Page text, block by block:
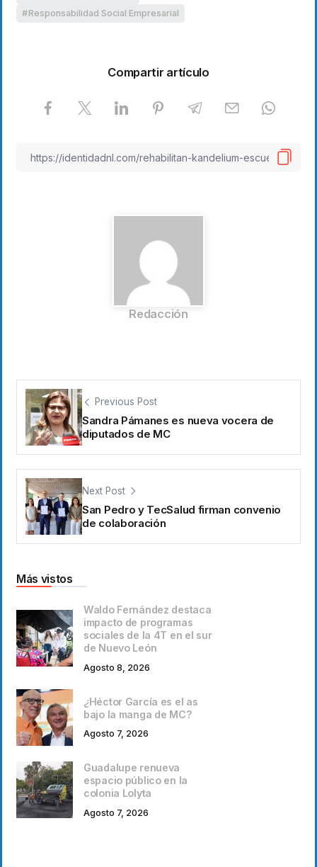
Responsabilidad Social Empresarial
Compartir artículo
Redacción
Previous Post
Sandra Pámanes es nueva vocera de
diputados de MC
Next Post
San Pedro y TecSalud firman convenio
de colaboración
Más vistos
Waldo Fernández destaca
impacto de programas
sociales de la 4T en el sur
de Nuevo León
Agosto 8, 2026
¿Héctor García es el as
bajo la manga de MC?
Agosto 7, 2026
Guadalupe renueva
espacio público en la
colonia Lolyta
Agosto 7, 2026